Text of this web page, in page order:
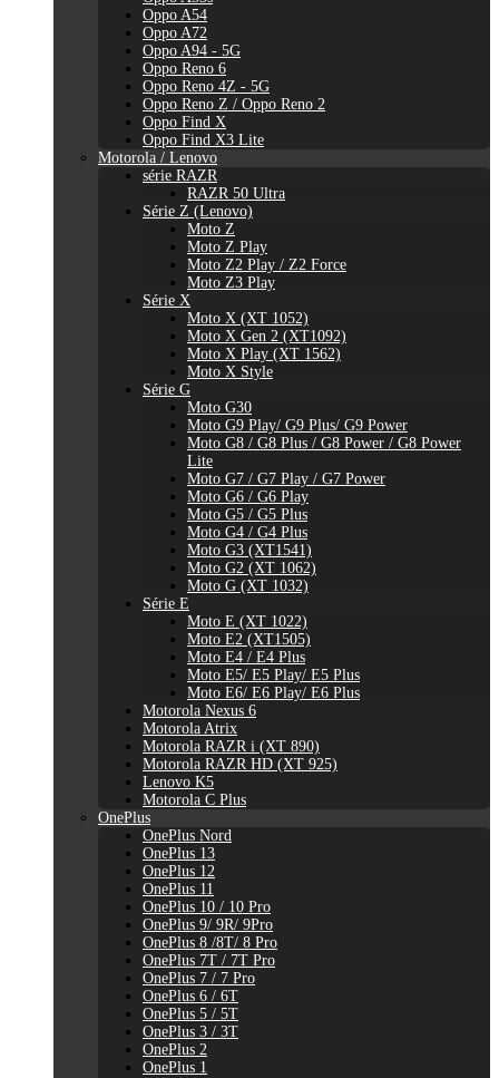
Oppo A54
Oppo A72
Oppo A94 - 5G
Oppo Reno 6
Oppo Reno 4Z - 5G
Oppo Reno Z / Oppo Reno 2
Oppo Find X
Oppo Find X3 Lite
Motorola / Lenovo
série RAZR
RAZR 50 Ultra
Série Z (Lenovo)
Moto Z
Moto Z Play
Moto Z2 Play / Z2 Force
Moto Z3 Play
Série X
Moto X (XT 1052)
Moto X Gen 2 (XT1092)
Moto X Play (XT 1562)
Moto X Style
Série G
Moto G30
Moto G9 Play/ G9 Plus/ G9 Power
Moto G8 / G8 Plus / G8 Power / G8 Power
Lite
Moto G7 / G7 Play / G7 Power
Moto G6 / G6 Play
Moto G5 / G5 Plus
Moto G4 / G4 Plus
Moto G3 (XT1541)
Moto G2 (XT 1062)
Moto G (XT 1032)
Série E
Moto E (XT 1022)
Moto E2 (XT1505)
Moto E4 / E4 Plus
Moto E5/ E5 Play/ E5 Plus
Moto E6/ E6 Play/ E6 Plus
Motorola Nexus 6
Motorola Atrix
Motorola RAZR i (XT 890)
Motorola RAZR HD (XT 925)
Lenovo K5
Motorola C Plus
OnePlus
OnePlus Nord
OnePlus 13
OnePlus 12
OnePlus 11
OnePlus 10 / 10 Pro
OnePlus 9/ 9R/ 9Pro
OnePlus 8 /8T/ 8 Pro
OnePlus 7T / 7T Pro
OnePlus 7 / 7 Pro
OnePlus 6 / 6T
OnePlus 5 / 5T
OnePlus 3 / 3T
OnePlus 2
OnePlus 1